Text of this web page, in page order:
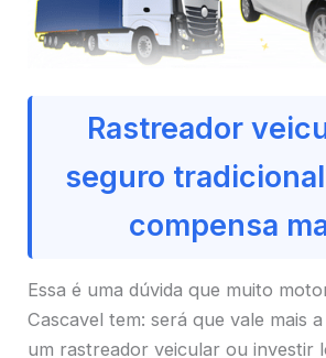
Rastreador
seguro
compensa
Essa é uma dúvida que muito
Cascavel tem: será que vale mais
um rastreador veicular ou investir